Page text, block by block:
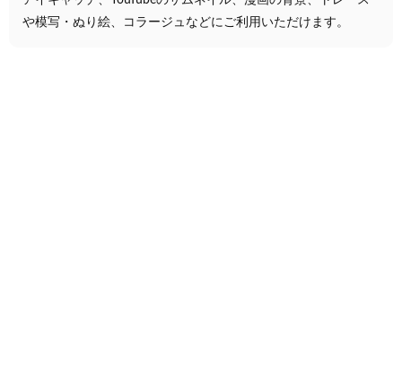
や模写・ぬり絵、コラージュなどにご利用いただけます。